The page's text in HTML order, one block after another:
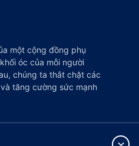
một cộng đồng phụ
óc của mỗi người
chúng ta thắt chặt các
tăng cường sức mạnh